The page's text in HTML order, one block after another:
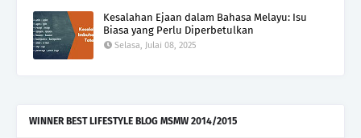
Kesalahan Ejaan dalam Bahasa Melayu: Isu
Biasa yang Perlu Diperbetulkan
Selasa, Julai 08, 2025
WINNER BEST LIFESTYLE BLOG MSMW 2014/2015